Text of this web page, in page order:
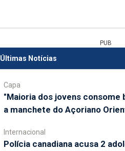
PUB
Últimas Notícias
Capa
"Maioria dos jovens consome
a manchete do Açoriano
Internacional
Polícia canadiana acusa 2